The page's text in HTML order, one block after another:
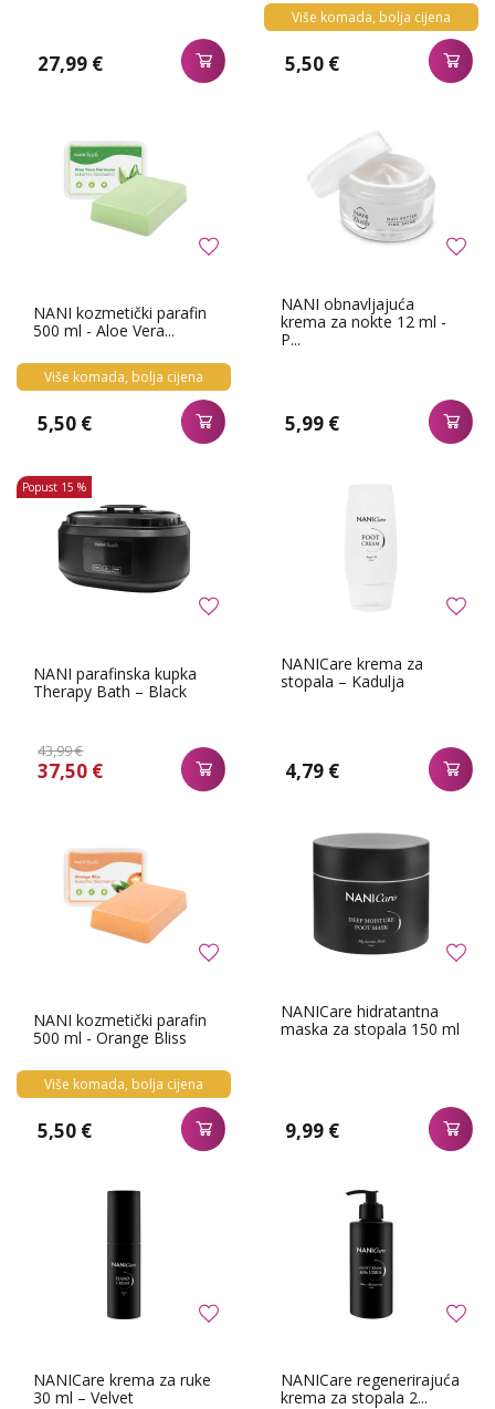
27,99 €
Više komada, bolja cijena
5,50 €
NANI kozmetički parafin
500 ml - Aloe Vera...
Više komada, bolja cijena
5,50 €
NANI obnavljajuća
krema za nokte 12 ml -
P...
5,99 €
NANI parafinska kupka
Therapy Bath – Black
43,99 €
37,50 €
Popust 15 %
NANICare krema za
stopala – Kadulja
4,79 €
NANI kozmetički parafin
500 ml - Orange Bliss
Više komada, bolja cijena
5,50 €
NANICare hidratantna
maska za stopala 150 ml
9,99 €
NANICare krema za ruke
30 ml – Velvet
NANICare regenerirajuća
krema za stopala 2...